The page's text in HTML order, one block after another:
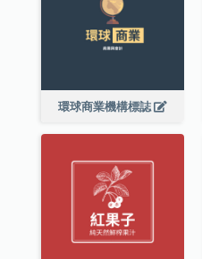
環球商業機構標誌